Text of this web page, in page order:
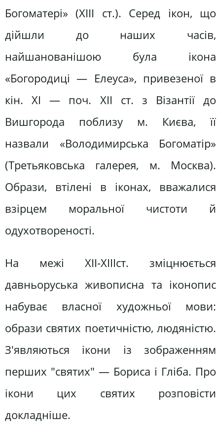
Богоматері» (XIII ст.). Серед ікон, що
дійшли до наших часів,
найшанованішою була ікона
«Богородиці — Елеуса», привезеної в
кін. XI — поч. XII ст. з Візантії до
Вишгорода поблизу м. Києва, її
назвали «Володимирська Богоматір»
(Третьяковська галерея, м. Москва).
Образи, втілені в іконах, вважалися
взірцем моральної чистоти й
одухотвореності.
На межі ХІІ-ХІІІст. зміцнюється
давньоруська живописна та іконопис
набуває власної художньої мови:
образи святих поетичністю, людяністю.
З'являються ікони із зображенням
перших "святих" — Бориса і Гліба. Про
ікони цих святих розповісти
докладніше.